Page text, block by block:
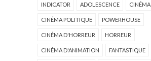
INDICATOR ADOLESCENCE CINÉMA
CINÉMA POLITIQUE POWERHOUSE
CINÉMA D'HORREUR HORREUR
CINÉMA D'ANIMATION FANTASTIQUE